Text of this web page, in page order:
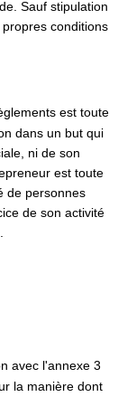
Sauf stipulation
conditions
est toute
dans un but qui
ni de son
est toute
de personnes
de son activité
avec l'annexe 3
la manière dont